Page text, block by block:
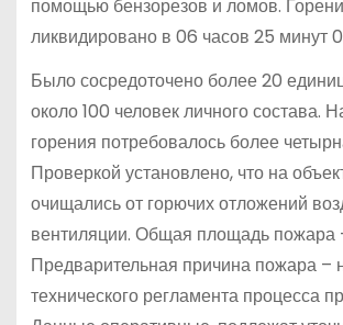
помощью бензорезов и ломов.
ликвидировано в 06 часов 25 минут
Было сосредоточено более 20
около 100 человек личного состава.
горения потребовалось более
Проверкой установлено, что на
очищались от горючих отложений
вентиляции. Общая площадь пожара
Предварительная причина пожара –
технического регламента процесса